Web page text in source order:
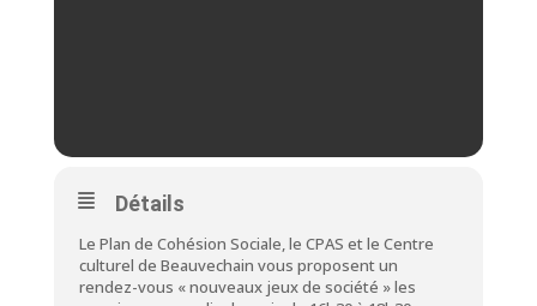
Détails
Le Plan de Cohésion Sociale, le CPAS et le Centre
culturel de Beauvechain vous proposent un
rendez-vous « nouveaux jeux de société » les